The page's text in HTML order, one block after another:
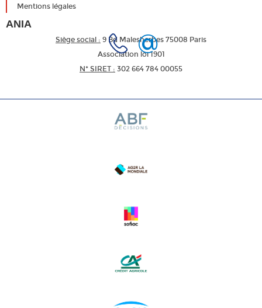
Mentions légales
ANIA
Siège social : 9 Bd Malesherbes 75008 Paris
Association loi 1901
N* SIRET : 302 664 784 00055